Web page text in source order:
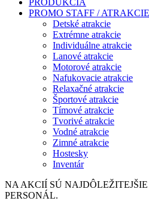
PROMO STAFF / ATRAKCIE
Detské atrakcie
Extrémne atrakcie
Individuálne atrakcie
Lanové atrakcie
Motorové atrakcie
Nafukovacie atrakcie
Relaxačné atrakcie
Športové atrakcie
Tímové atrakcie
Tvorivé atrakcie
Vodné atrakcie
Zimné atrakcie
Hostesky
Inventár
NA AKCIÍ SÚ
PERSONÁL.